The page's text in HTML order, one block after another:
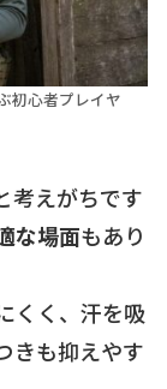
初心者プレイヤ
考えがちです
な場面もあり
くく、汗を吸
きも抑えやす